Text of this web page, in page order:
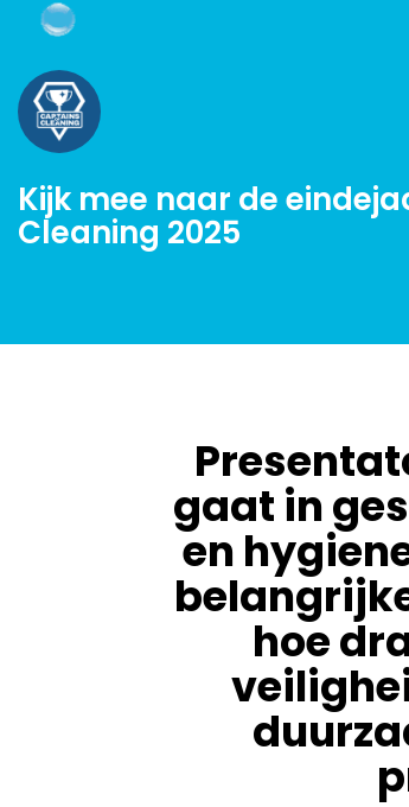
Kijk mee naar de
Cleaning 2025
gaat in
en
hoe